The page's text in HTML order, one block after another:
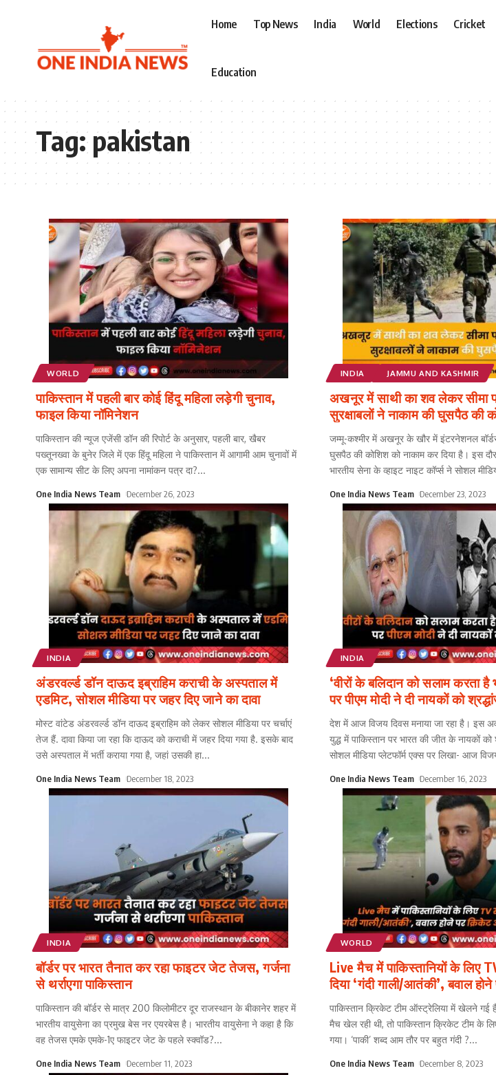
Home Top News India World Elections Cricket
Education
Tag:pakistan
WORLD
पाकिस्तान में पहली बार कोई हिंदू महिला लड़ेगी चुनाव,
फाइल किया नॉमिनेशन
पाकिस्तान की न्यूज एजेंसी डॉन की रिपोर्ट के अनुसार, पहली बार, खैबर
पख्तूनख्वा के बुनेर जिले में एक हिंदू महिला ने पाकिस्तान में आगामी आम चुनावों में
एक सामान्य सीट के लिए अपना नामांकन पत्र दा?...
One India News Team December 26, 2023
INDIA JAMMU AND KASHMIR
अखनूर में साथी का शव लेकर सीमा
सुरक्षाबलों ने नाकाम की घुसपैठ की
जम्मू-कश्मीर में अखनूर के खौर में इंटरनेशनल
घुसपैठ की कोशिश को नाकाम कर दिया है। इस
भारतीय सेना के व्हाइट नाइट कॉर्प्स ने सोशल
One India News Team December 23, 2023
INDIA
अंडरवर्ल्ड डॉन दाऊद इब्राहिम कराची के अस्पताल में
एडमिट, सोशल मीडिया पर जहर दिए जाने का दावा
मोस्ट वांटेड अंडरवर्ल्ड डॉन दाऊद इब्राहिम को लेकर सोशल मीडिया पर चर्चाएं
तेज हैं. दावा किया जा रहा कि दाऊद को कराची में जहर दिया गया है. इसके बाद
उसे अस्पताल में भर्ती कराया गया है, जहां उसकी हा...
One India News Team December 18, 2023
INDIA
‘वीरों के बलिदान को सलाम करता है
पर पीएम मोदी ने दी नायकों को
देश में आज विजय दिवस मनाया जा रहा है। इस
युद्ध में पाकिस्तान पर भारत की जीत के नायकों को
सोशल मीडिया प्लेटफॉर्म एक्स पर लिखा- आज
One India News Team December 16, 2023
INDIA
बॉर्डर पर भारत तैनात कर रहा फाइटर जेट तेजस, गर्जना
से थर्राएगा पाकिस्तान
पाकिस्तान की बॉर्डर से मात्र 200 किलोमीटर दूर राजस्थान के बीकानेर शहर में
भारतीय वायुसेना का प्रमुख बेस नर एयरबेस है। भारतीय वायुसेना ने कहा है कि
वह तेजस एमके एमके-1ए फाइटर जेट के पहले स्क्वॉड?...
One India News Team December 11, 2023
WORLD
Live मैच में पाकिस्तानियों के लिए
दिया ‘गंदी गाली/आतंकी’, बवाल
ऑस्ट्रेलिया ने माँगी माफी
पाकिस्तान क्रिकेट टीम ऑस्ट्रेलिया में खेलने गई
मैच खेल रही थी, तो पाकिस्तान क्रिकेट टीम के लिए
गया। ‘पाकी’ शब्द आम तौर पर बहुत गंदी ?...
One India News Team December 8, 2023